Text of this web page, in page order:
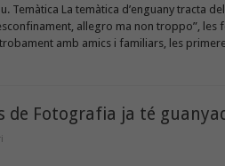
Temàtica La temàtica d’enguany tracta
allegro ma non troppo”,
amb amics i familiars, les
de Fotografia ja té